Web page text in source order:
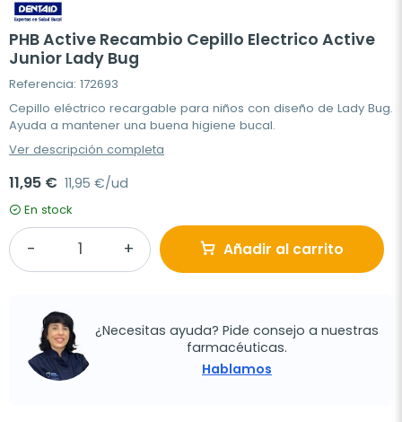
PHB Active Recambio Cepillo Electrico Active
Junior Lady Bug
Referencia: 172693
Cepillo eléctrico recargable para niños con diseño de Lady Bug.
Ayuda a mantener una buena higiene bucal.
Ver descripción completa
11,95 € 11,95 €/ud
En stock
Añadir al carrito
¿Necesitas ayuda? Pide consejo a nuestras
farmacéuticas.
Hablamos